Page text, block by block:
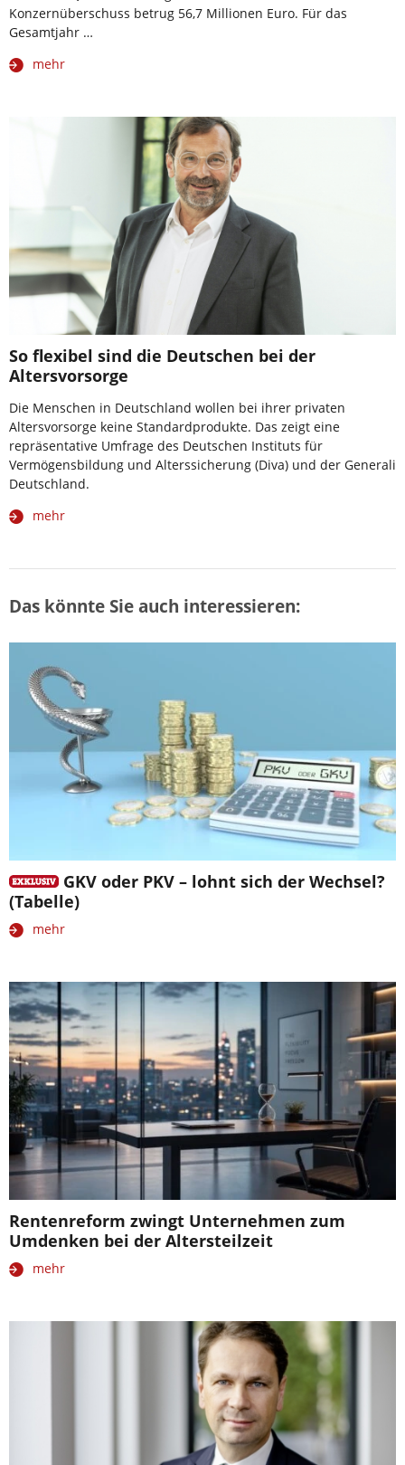
Konzernüberschuss betrug 56,7 Millionen Euro. Für das
Gesamtjahr …
mehr
So flexibel sind die Deutschen bei der
Altersvorsorge
Die Menschen in Deutschland wollen bei ihrer privaten
Altersvorsorge keine Standardprodukte. Das zeigt eine
repräsentative Umfrage des Deutschen Instituts für
Vermögensbildung und Alterssicherung (Diva) und der Generali
Deutschland.
mehr
Das könnte Sie auch interessieren:
GKV oder PKV – lohnt sich der Wechsel?
(Tabelle)
mehr
Rentenreform zwingt Unternehmen zum
Umdenken bei der Altersteilzeit
mehr